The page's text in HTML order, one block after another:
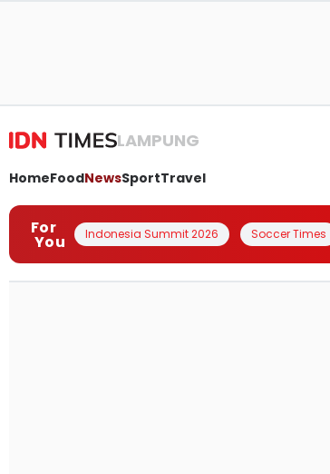
LAMPUNG
HomeFoodNewsSportTravel
For
You Indonesia Summit 2026 Soccer Times